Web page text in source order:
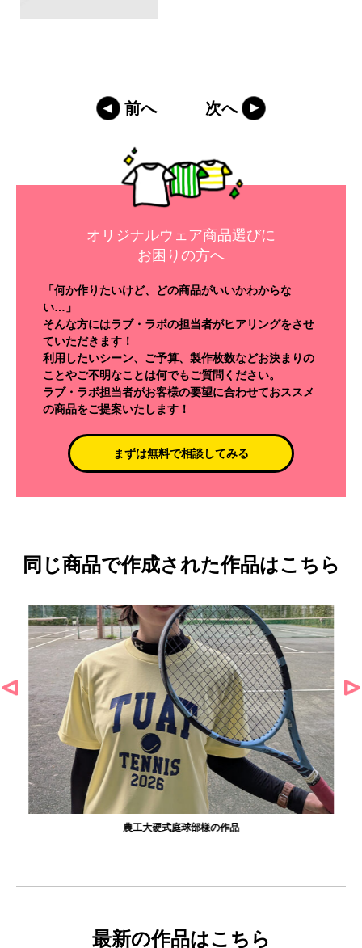
前へ 次へ
オリジナルウェア商品選びに
お困りの方へ
「何か作りたいけど、どの商品がいいかわからな
い…」
そんな方にはラブ・ラボの担当者がヒアリングをさせ
ていただきます！
利用したいシーン、ご予算、製作枚数などお決まりの
ことやご不明なことは何でもご質問ください。
ラブ・ラボ担当者がお客様の要望に合わせておススメ
の商品をご提案いたします！
まずは無料で相談してみる
同じ商品で作成された作品はこちら
農工大硬式庭球部様の作品
最新の作品はこちら